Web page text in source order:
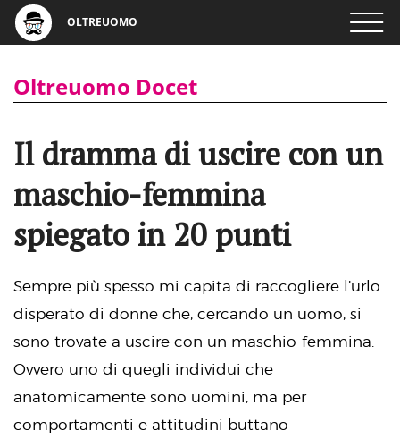
OLTREUOMO
Oltreuomo Docet
Il dramma di uscire con un
maschio-femmina
spiegato in 20 punti
Sempre più spesso mi capita di raccogliere l’urlo
disperato di donne che, cercando un uomo, si
sono trovate a uscire con un maschio-femmina.
Ovvero uno di quegli individui che
anatomicamente sono uomini, ma per
comportamenti e attitudini buttano